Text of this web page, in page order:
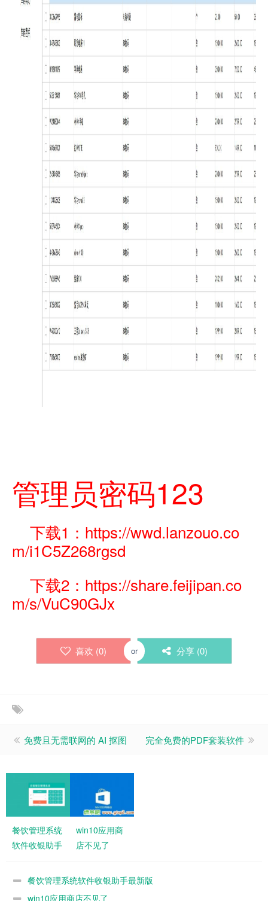
管理员密码123
下载1：https://wwd.lanzouo.co
m/i1C5Z268rgsd
下载2：https://share.feijipan.co
m/s/VuC90GJx
喜欢 (0) or 分享 (0)
免费且无需联网的 AI 抠图 完全免费的PDF套装软件
餐饮管理系统
软件收银助手
win10应用商
店不见了
餐饮管理系统软件收银助手最新版
win10应用商店不见了